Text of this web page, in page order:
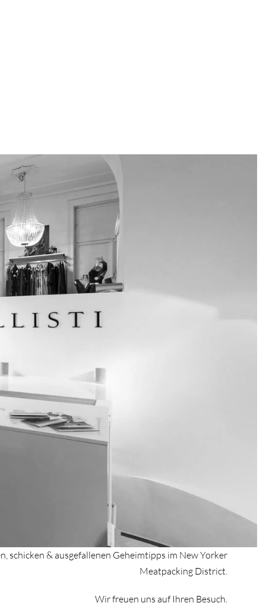
schicken & ausgefallenen Geheimtipps im New Yorker
Meatpacking District.
Wir freuen uns auf Ihren Besuch.